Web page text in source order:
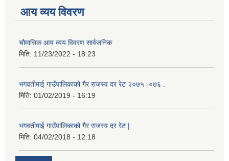
आय व्यय विवरण
चाैमासिक आय व्यय विवरण सार्वजनिक
मिति: 11/23/2022 - 18:23
भगवतीमाई गाउँपालिकाको गैर राजस्व दर रेट २०७५।०७६ .
मिति: 01/02/2019 - 16:19
भगवतीमाई गाउँपालिकाको गैर राजस्व दर रेट |
मिति: 04/02/2018 - 12:18